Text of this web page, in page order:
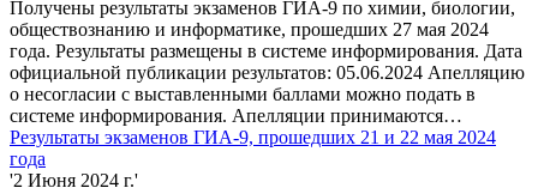
Получены результаты экзаменов ГИА-9 по химии, биологии,
обществознанию и информатике, прошедших 27 мая 2024
года. Результаты размещены в системе информирования. Дата
официальной публикации результатов: 05.06.2024 Апелляцию
о несогласии с выставленными баллами можно подать в
системе информирования. Апелляции принимаются…
Результаты экзаменов ГИА-9, прошедших 21 и 22 мая 2024
года
'2 Июня 2024 г.'